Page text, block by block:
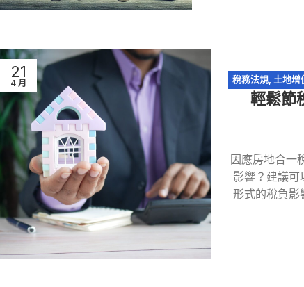
21
4 月 稅務法規, 土地增
輕鬆節
因應房地合一
影響？建議
形式的稅負影